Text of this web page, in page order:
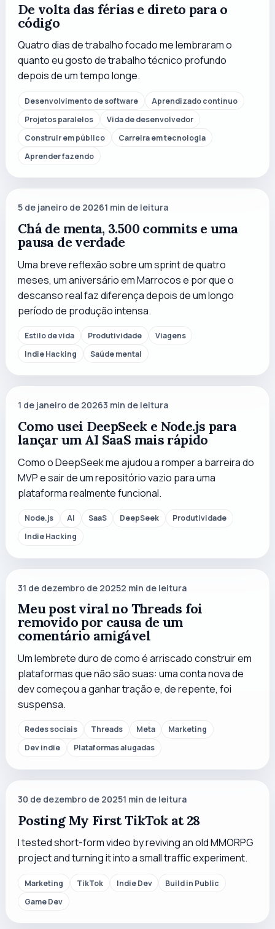
De volta das férias e direto para o
código
Quatro dias de trabalho focado me lembraram o
quanto eu gosto de trabalho técnico profundo
depois de um tempo longe.
Desenvolvimento de software
Aprendizado contínuo
Projetos paralelos
Vida de desenvolvedor
Construir em público
Carreira em tecnologia
Aprender fazendo
5 de janeiro de 20261 min de leitura
Chá de menta, 3.500 commits e uma
pausa de verdade
Uma breve reflexão sobre um sprint de quatro
meses, um aniversário em Marrocos e por que o
descanso real faz diferença depois de um longo
período de produção intensa.
Estilo de vida Produtividade
Viagens
Indie Hacking
Saúde mental
1 de janeiro de 20263 min de leitura
Como usei DeepSeek e Node.js para
lançar um AI SaaS mais rápido
Como o DeepSeek me ajudou a romper a barreira do
MVP e sair de um repositório vazio para uma
plataforma realmente funcional.
Node.js AI SaaS DeepSeek
Produtividade
Indie Hacking
31 de dezembro de 20252 min de leitura
Meu post viral no Threads foi
removido por causa de um
comentário amigável
Um lembrete duro de como é arriscado construir em
plataformas que não são suas: uma conta nova de
dev começou a ganhar tração e, de repente, foi
suspensa.
Redes sociais Threads Meta
Marketing
Dev indie
Plataformas alugadas
30 de dezembro de 20251 min de leitura
Posting My First TikTok at 28
I tested short-form video by reviving an old MMORPG
project and turning it into a small traffic experiment.
Marketing TikTok Indie Dev
Build in Public
Game Dev